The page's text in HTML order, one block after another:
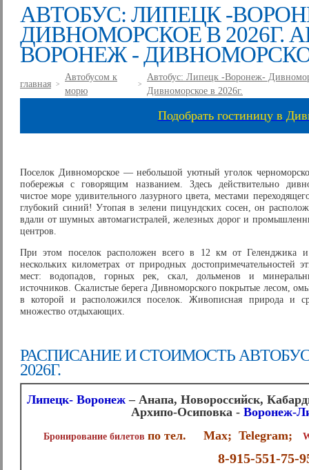
АВТОБУС: ЛИПЕЦК -
ДИВНОМОРСКОЕ В 2026Г.
ВОРОНЕЖ -
главная >
Автобусом к
морю
>
Автобус: Липецк -Воронеж-
Дивноморское в 2026г.
Подобрать гостиницу в
Поселок Дивноморское — небольшой уютный уголок
побережья с говорящим названием. Здесь действительно
чистое море удивительного лазурного цвета, местами
глубокий синий! Утопая в зелени пицундских сосен, он
вдали от шумных автомагистралей, железных дорог и
центров.
При этом поселок расположен всего в 12 км от Геленджика
нескольких километрах от природных достопримечательностей
мест: водопадов, горных рек, скал, дольменов и
источников. Скалистые берега Дивноморского покрытые лесом,
в которой и расположился поселок. Живописная природа и
множество отдыхающих.
РАСПИСАНИЕ И СТОИМОСТЬ
2026Г.
Липецк- Воронеж– Анапа, Новороссийск,
Архипо-Осиповка - Воронеж-
Бронирование билетов по тел. Max; Telegram;
8-915-551-75-